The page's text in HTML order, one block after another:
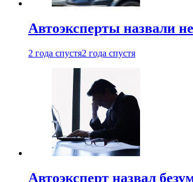
Автоэксперты назвали
2 года спустя2 года спустя
Автоэксперт назвал